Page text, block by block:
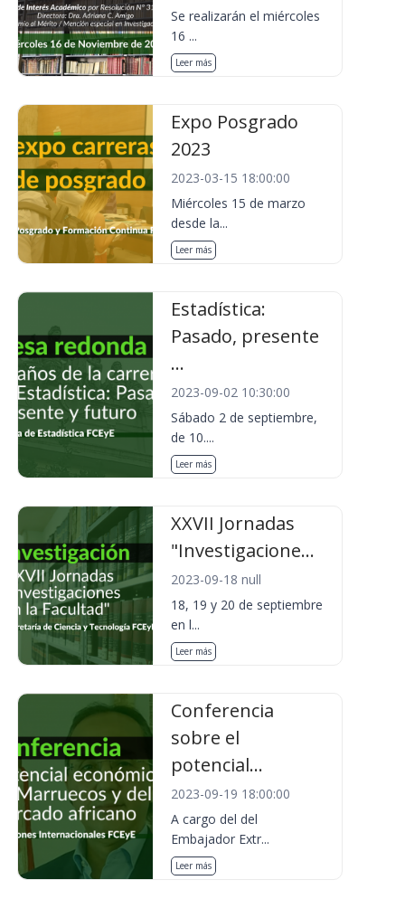
Se realizarán el miércoles
16 ...
Leer más
Expo Posgrado
2023
2023-03-15 18:00:00
Miércoles 15 de marzo
desde la...
Leer más
Estadística:
Pasado, presente
...
2023-09-02 10:30:00
Sábado 2 de septiembre,
de 10....
Leer más
XXVII Jornadas
"Investigacione...
2023-09-18 null
18, 19 y 20 de septiembre
en l...
Leer más
Conferencia
sobre el
potencial...
2023-09-19 18:00:00
A cargo del del
Embajador Extr...
Leer más